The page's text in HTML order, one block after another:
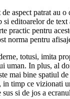
aspect patrat au o
editoarelor de text
practic pentru
norma pentru
totusi, imita
uman. In plus, al
mai bine spatiul de
timp ce vizionati
sus si de jos a